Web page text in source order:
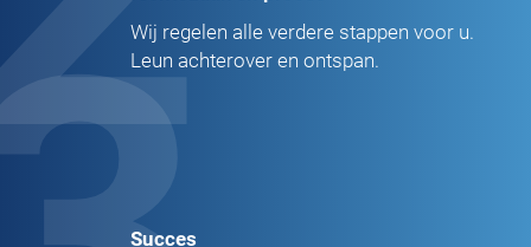
Wij regelen alle verdere stappen voor u.
Leun achterover en ontspan.
Succes